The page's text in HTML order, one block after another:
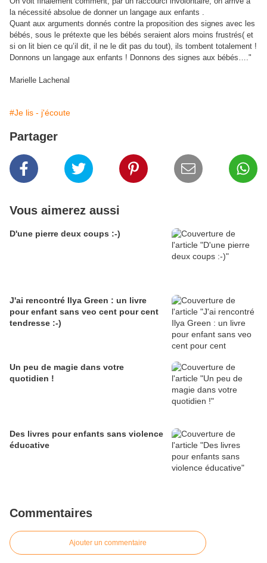
la nécessité absolue de donner un langage aux enfants .
Quant aux arguments donnés contre la proposition des signes avec les
bébés, sous le prétexte que les bébés seraient alors moins frustrés( et
si on lit bien ce qu’il dit, il ne le dit pas du tout), ils tombent totalement !
Donnons un langage aux enfants ! Donnons des signes aux bébés…."
Marielle Lachenal
#Je lis - j'écoute
Partager
Vous aimerez aussi
D'une pierre deux coups :-)
J'ai rencontré Ilya Green : un livre
pour enfant sans veo cent pour cent
tendresse :-)
Un peu de magie dans votre
quotidien !
Des livres pour enfants sans violence
éducative
Commentaires
Ajouter un commentaire